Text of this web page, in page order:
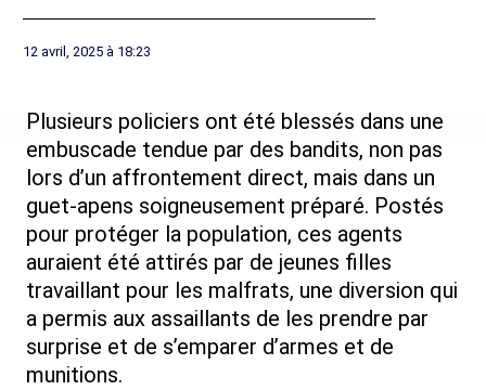
12 avril, 2025 à 18:23
Plusieurs policiers ont été blessés dans une
embuscade tendue par des bandits, non pas
lors d’un affrontement direct, mais dans un
guet-apens soigneusement préparé. Postés
pour protéger la population, ces agents
auraient été attirés par de jeunes filles
travaillant pour les malfrats, une diversion qui
a permis aux assaillants de les prendre par
surprise et de s’emparer d’armes et de
munitions.